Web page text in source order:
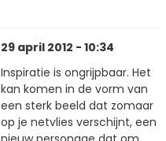
29 april 2012 - 10:34
Inspiratie is ongrijpbaar. Het
kan komen in de vorm van
een sterk beeld dat zomaar
op je netvlies verschijnt, een